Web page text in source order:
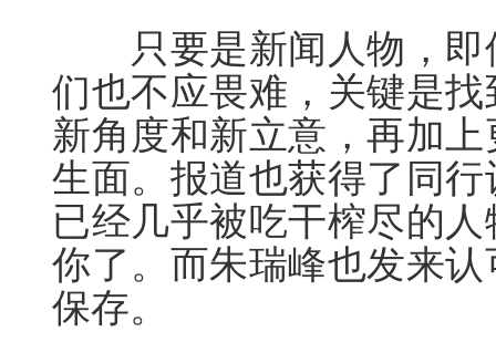
只要是新闻人物，即
们也不应畏难，关键是
新角度和新立意，再加
生面。报道也获得了同
已经几乎被吃干榨尽的
你了。而朱瑞峰也发来
保存。